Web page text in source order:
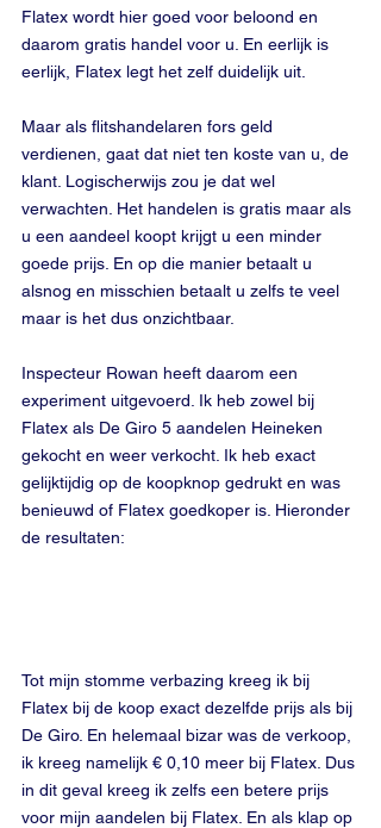
Flatex wordt hier goed voor beloond en
daarom gratis handel voor u. En eerlijk is
eerlijk, Flatex legt het zelf duidelijk uit.
Maar als flitshandelaren fors geld
verdienen, gaat dat niet ten koste van u, de
klant. Logischerwijs zou je dat wel
verwachten. Het handelen is gratis maar als
u een aandeel koopt krijgt u een minder
goede prijs. En op die manier betaalt u
alsnog en misschien betaalt u zelfs te veel
maar is het dus onzichtbaar.
Inspecteur Rowan heeft daarom een
experiment uitgevoerd. Ik heb zowel bij
Flatex als De Giro 5 aandelen Heineken
gekocht en weer verkocht. Ik heb exact
gelijktijdig op de koopknop gedrukt en was
benieuwd of Flatex goedkoper is. Hieronder
de resultaten:
Tot mijn stomme verbazing kreeg ik bij
Flatex bij de koop exact dezelfde prijs als bij
De Giro. En helemaal bizar was de verkoop,
ik kreeg namelijk € 0,10 meer bij Flatex. Dus
in dit geval kreeg ik zelfs een betere prijs
voor mijn aandelen bij Flatex. En als klap op